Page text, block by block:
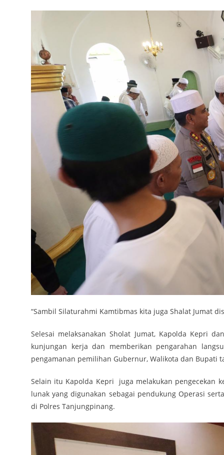
“Sambil Silaturahmi Kamtibmas kita juga Shalat Jumat
Selesai melaksanakan Sholat Jumat, Kapolda Kepri
kunjungan kerja dan memberikan pengarahan
pengamanan pemilihan Gubernur, Walikota dan Bupati
Selain itu Kapolda Kepri juga melakukan pengecekan
lunak yang digunakan sebagai pendukung Operasi
di Polres Tanjungpinang.